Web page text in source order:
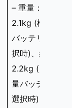
– 重量：約
2.1kg (標準
バッテリ選
択時)、約
2.2kg (大容
量バッテリ
選択時)